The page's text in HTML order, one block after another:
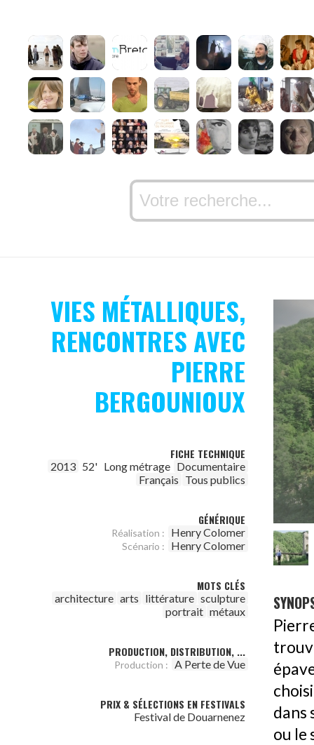
VIES MÉTALLIQUES,
RENCONTRES AVEC
PIERRE
BERGOUNIOUX
FICHE TECHNIQUE
2013 52' Long métrage Documentaire
Français Tous publics
GÉNÉRIQUE
Réalisation : Henry Colomer
Scénario : Henry Colomer
MOTS CLÉS
architecture arts littérature sculpture
portrait métaux
PRODUCTION, DISTRIBUTION, ...
Production : A Perte de Vue
PRIX & SÉLECTIONS EN FESTIVALS
Festival de Douarnenez
dans
ou le